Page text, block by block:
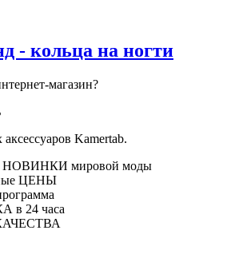
- кольца на ногти
магазин?
Kamertab.
НОВИНКИ мировой моды
ЦЕНЫ
в 24 часа